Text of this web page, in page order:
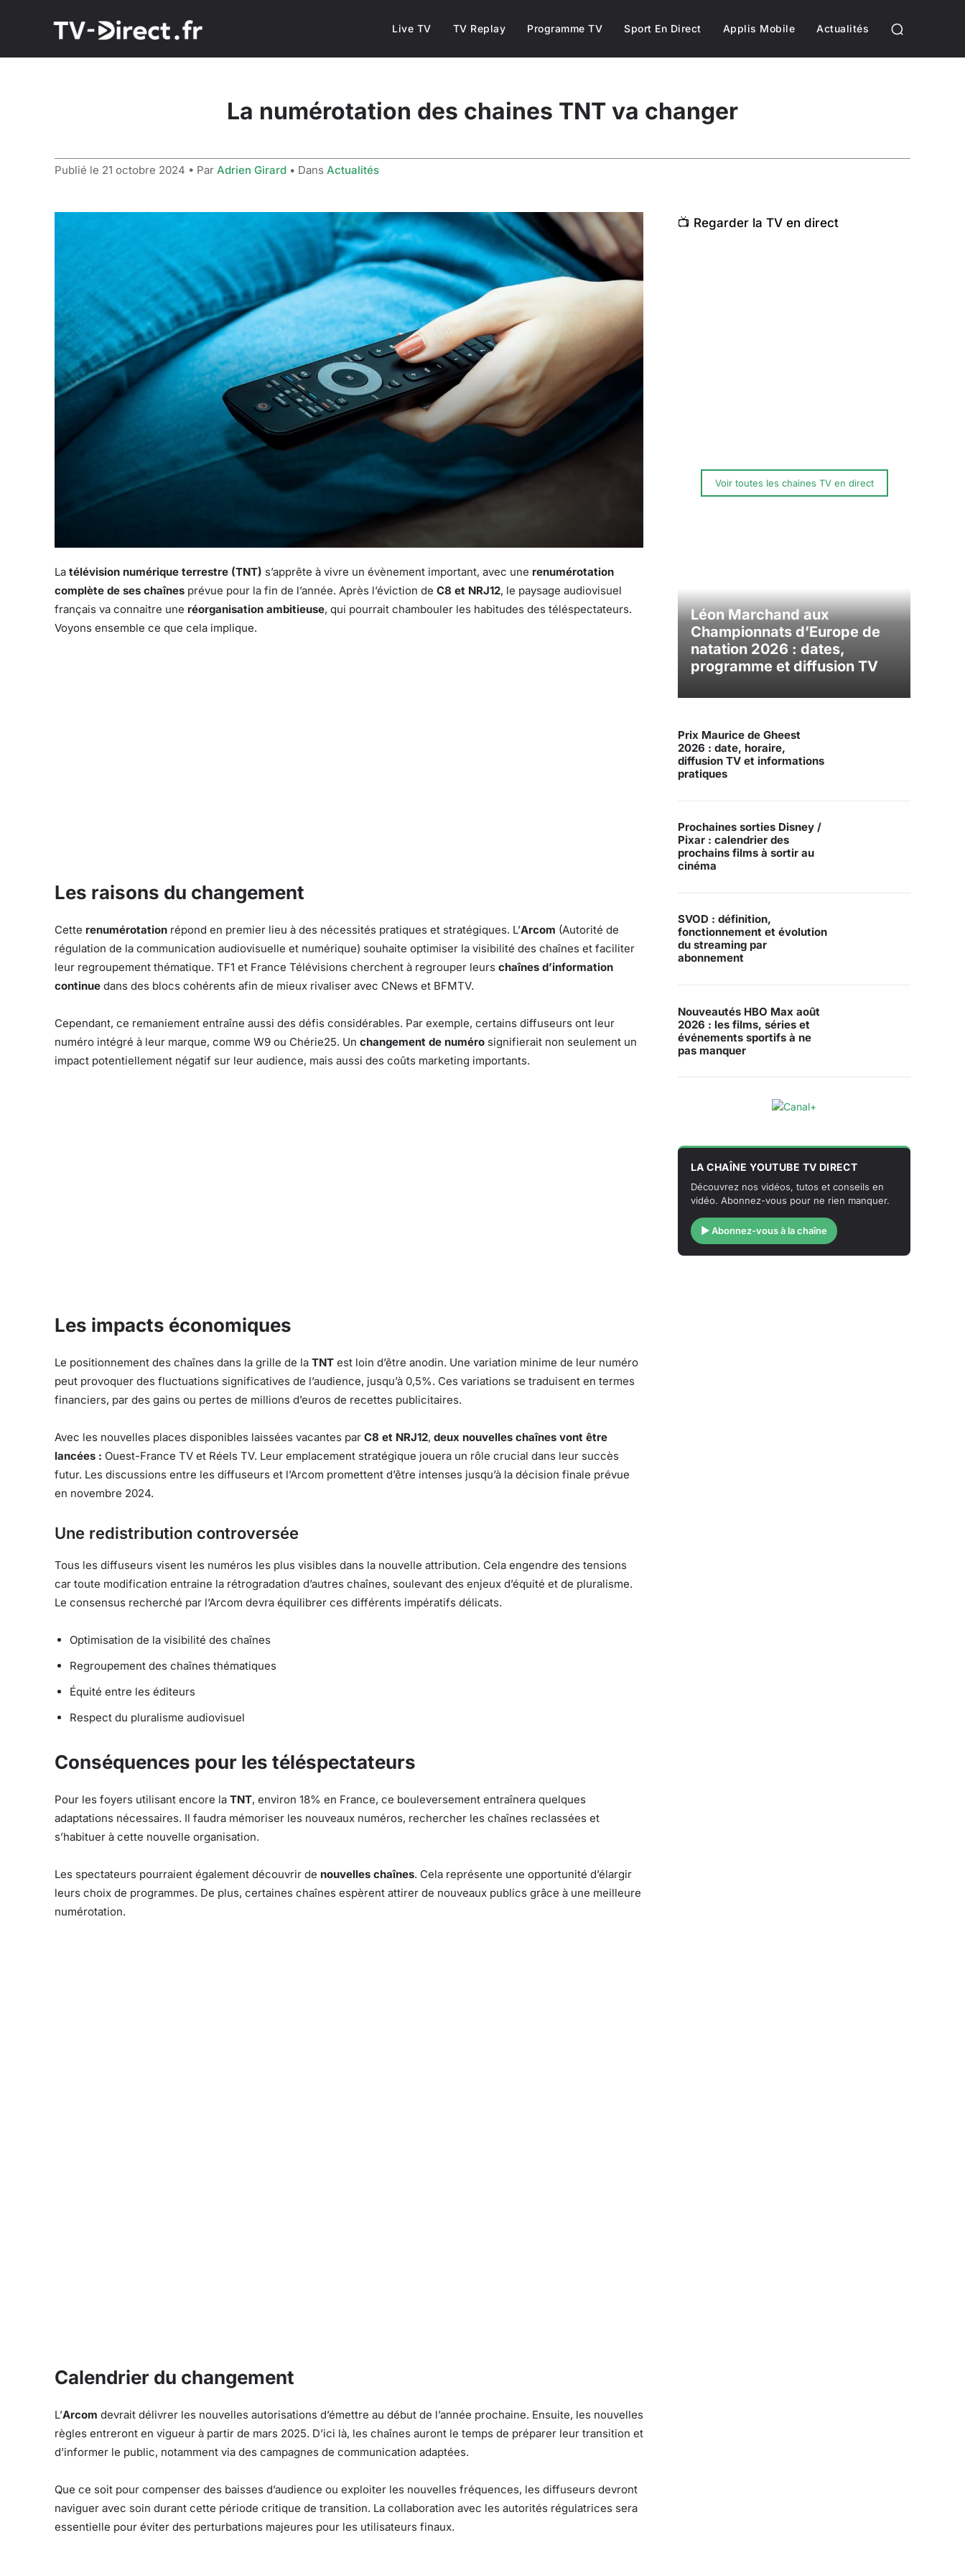
Live TV TV Replay Programme TV Sport En Direct Applis Mobile Actualités
La numérotation des chaines TNT va changer
Publié le 21 octobre 2024 • Par Adrien Girard • Dans Actualités
La télévision numérique terrestre (TNT) s’apprête à vivre un évènement important, avec une renumérotation
complète de ses chaînes prévue pour la fin de l’année. Après l’éviction de C8 et NRJ12, le paysage audiovisuel
français va connaitre une réorganisation ambitieuse, qui pourrait chambouler les habitudes des téléspectateurs.
Voyons ensemble ce que cela implique.
Les raisons du changement
Cette renumérotation répond en premier lieu à des nécessités pratiques et stratégiques. L’Arcom (Autorité de
régulation de la communication audiovisuelle et numérique) souhaite optimiser la visibilité des chaînes et faciliter
leur regroupement thématique. TF1 et France Télévisions cherchent à regrouper leurs chaînes d’information
continue dans des blocs cohérents afin de mieux rivaliser avec CNews et BFMTV.
Cependant, ce remaniement entraîne aussi des défis considérables. Par exemple, certains diffuseurs ont leur
numéro intégré à leur marque, comme W9 ou Chérie25. Un changement de numéro signifierait non seulement un
impact potentiellement négatif sur leur audience, mais aussi des coûts marketing importants.
Les impacts économiques
Le positionnement des chaînes dans la grille de la TNT est loin d’être anodin. Une variation minime de leur numéro
peut provoquer des fluctuations significatives de l’audience, jusqu’à 0,5%. Ces variations se traduisent en termes
financiers, par des gains ou pertes de millions d’euros de recettes publicitaires.
Avec les nouvelles places disponibles laissées vacantes par C8 et NRJ12, deux nouvelles chaînes vont être
lancées : Ouest-France TV et Réels TV. Leur emplacement stratégique jouera un rôle crucial dans leur succès
futur. Les discussions entre les diffuseurs et l’Arcom promettent d’être intenses jusqu’à la décision finale prévue
en novembre 2024.
Une redistribution controversée
Tous les diffuseurs visent les numéros les plus visibles dans la nouvelle attribution. Cela engendre des tensions
car toute modification entraine la rétrogradation d’autres chaînes, soulevant des enjeux d’équité et de pluralisme.
Le consensus recherché par l’Arcom devra équilibrer ces différents impératifs délicats.
Optimisation de la visibilité des chaînes
Regroupement des chaînes thématiques
Équité entre les éditeurs
Respect du pluralisme audiovisuel
Conséquences pour les téléspectateurs
Pour les foyers utilisant encore la TNT, environ 18% en France, ce bouleversement entraînera quelques
adaptations nécessaires. Il faudra mémoriser les nouveaux numéros, rechercher les chaînes reclassées et
s’habituer à cette nouvelle organisation.
Les spectateurs pourraient également découvrir de nouvelles chaînes. Cela représente une opportunité d’élargir
leurs choix de programmes. De plus, certaines chaînes espèrent attirer de nouveaux publics grâce à une meilleure
numérotation.
Calendrier du changement
L’Arcom devrait délivrer les nouvelles autorisations d’émettre au début de l’année prochaine. Ensuite, les nouvelles
règles entreront en vigueur à partir de mars 2025. D’ici là, les chaînes auront le temps de préparer leur transition et
d’informer le public, notamment via des campagnes de communication adaptées.
Que ce soit pour compenser des baisses d’audience ou exploiter les nouvelles fréquences, les diffuseurs devront
naviguer avec soin durant cette période critique de transition. La collaboration avec les autorités régulatrices sera
essentielle pour éviter des perturbations majeures pour les utilisateurs finaux.
📺 Regarder la TV en direct
Voir toutes les chaines TV en direct
Léon Marchand aux
Championnats d’Europe de
natation 2026 : dates,
programme et diffusion TV
Prix Maurice de Gheest
2026 : date, horaire,
diffusion TV et informations
pratiques
Prochaines sorties Disney /
Pixar : calendrier des
prochains films à sortir au
cinéma
SVOD : définition,
fonctionnement et évolution
du streaming par
abonnement
Nouveautés HBO Max août
2026 : les films, séries et
événements sportifs à ne
pas manquer
LA CHAÎNE YOUTUBE TV DIRECT
Découvrez nos vidéos, tutos et conseils en
vidéo. Abonnez-vous pour ne rien manquer.
▶ Abonnez-vous à la chaîne